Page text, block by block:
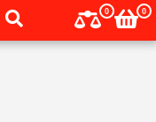
0 0